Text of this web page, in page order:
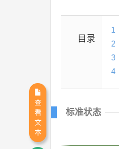
目录
1
2
3
4
标准状态
查
看
文
本